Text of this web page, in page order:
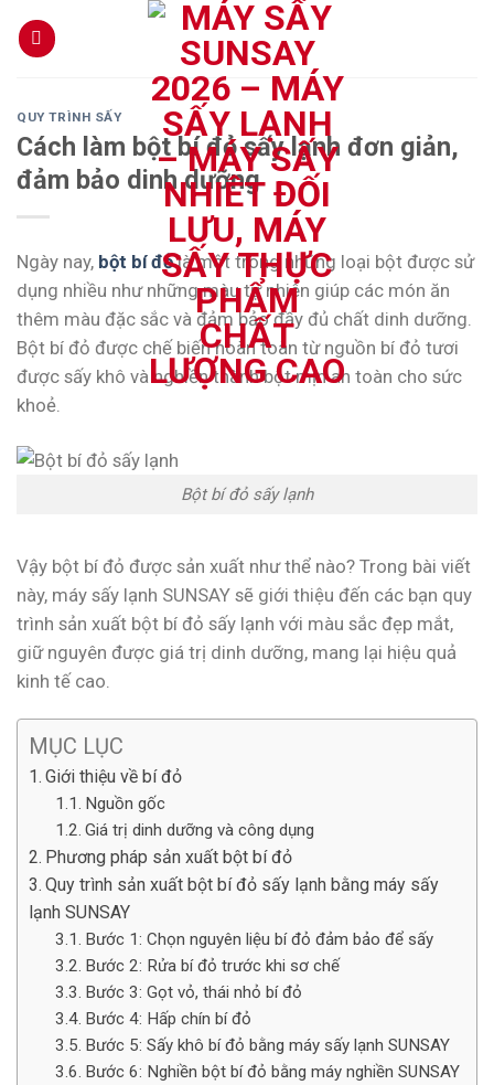
Skip
QUY TRÌNH SẤY
Cách làm bột bí đỏ sấy lạnh đơn giản,
đảm bảo dinh dưỡng
Ngày nay, bột bí đỏlà một trong những loại bột được sử
dụng nhiều như những màu tự nhiên giúp các món ăn
thêm màu đặc sắc và đảm bảo đầy đủ chất dinh dưỡng.
Bột bí đỏ được chế biến hoàn toàn từ nguồn bí đỏ tươi
được sấy khô và nghiền thành bột mịn an toàn cho sức
khoẻ.
Bột bí đỏ sấy lạnh
Vậy bột bí đỏ được sản xuất như thể nào? Trong bài viết
này, máy sấy lạnh SUNSAY sẽ giới thiệu đến các bạn quy
trình sản xuất bột bí đỏ sấy lạnh với màu sắc đẹp mắt,
giữ nguyên được giá trị dinh dưỡng, mang lại hiệu quả
kinh tế cao.
MỤC LỤC
Giới thiệu về bí đỏ
Nguồn gốc
Giá trị dinh dưỡng và công dụng
Phương pháp sản xuất bột bí đỏ
Quy trình sản xuất bột bí đỏ sấy lạnh bằng máy sấy
lạnh SUNSAY
Bước 1: Chọn nguyên liệu bí đỏ đảm bảo để sấy
Bước 2: Rửa bí đỏ trước khi sơ chế
Bước 3: Gọt vỏ, thái nhỏ bí đỏ
Bước 4: Hấp chín bí đỏ
Bước 5: Sấy khô bí đỏ bằng máy sấy lạnh SUNSAY
Bước 6: Nghiền bột bí đỏ bằng máy nghiền SUNSAY